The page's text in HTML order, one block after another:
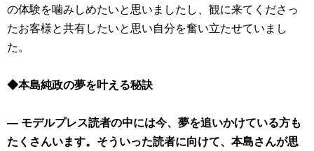
の体験を噛みしめたいと思いましたし、観に来てくださっ
たお客様と共有したいと思い自分を奮い立たせていまし
た。
◆本島純政の夢を叶える秘訣
― モデルプレス読者の中には今、夢を追いかけている方も
たくさんいます。そういった読者に向けて、本島さんが思